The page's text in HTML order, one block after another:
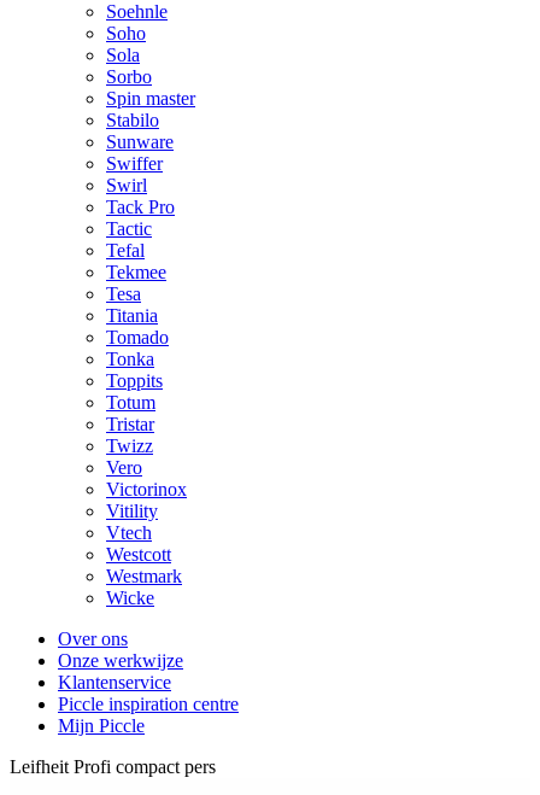
Soehnle
Soho
Sola
Sorbo
Spin master
Stabilo
Sunware
Swiffer
Swirl
Tack Pro
Tactic
Tefal
Tekmee
Tesa
Titania
Tomado
Tonka
Toppits
Totum
Tristar
Twizz
Vero
Victorinox
Vitility
Vtech
Westcott
Westmark
Wicke
Over ons
Onze werkwijze
Klantenservice
Piccle inspiration centre
Mijn Piccle
Leifheit Profi compact pers